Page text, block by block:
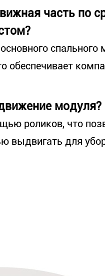
часть по
спального
обеспечивает
модуля?
роликов, что
выдвигать для